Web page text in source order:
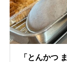
「とんかつ